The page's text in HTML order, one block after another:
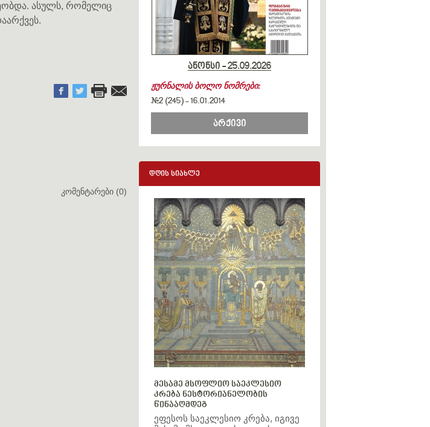
ასულს, რომელიც
კომენტარები (0)
ანონსი - 25.09.2026
ჟურნალის ბოლო ნომრები:
#2 (245)-16.01.2014
არქივი
დღის სიახლე
მესამე მსოფლიო საეკლესიო
კრება ნესტორიანელობის
წინააღმდეგ
ეფესოს საეკლესიო კრება, იგივე